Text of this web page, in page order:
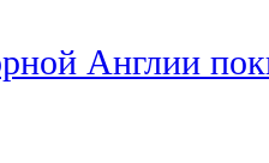
Англии